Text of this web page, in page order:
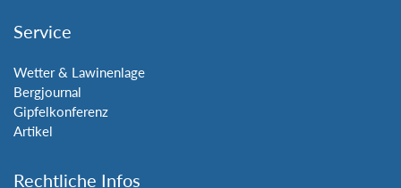
Service
Wetter & Lawinenlage
Bergjournal
Gipfelkonferenz
Artikel
Rechtliche Infos